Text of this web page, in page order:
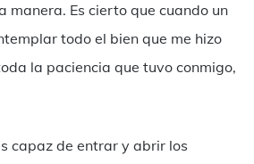
manera. Es cierto que cuando un
todo el bien que me hizo
la paciencia que tuvo conmigo,
capaz de entrar y abrir los